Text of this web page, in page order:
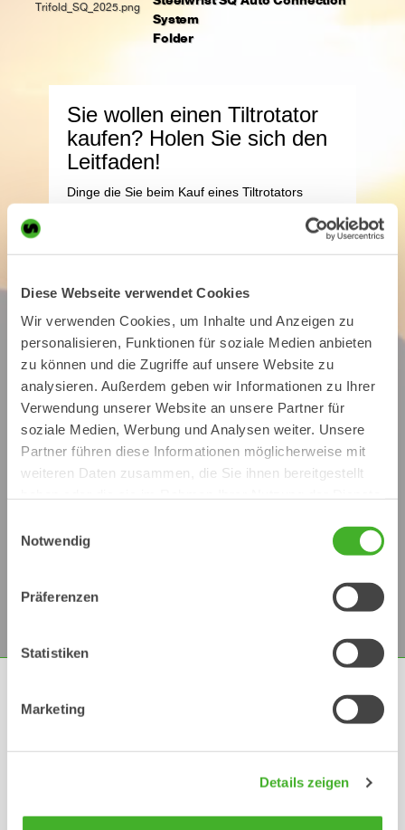
Diese Webseite verwendet Cookies
Wir verwenden Cookies, um Inhalte und Anzeigen zu
personalisieren, Funktionen für soziale Medien anbieten
zu können und die Zugriffe auf unsere Website zu
analysieren. Außerdem geben wir Informationen zu Ihrer
Verwendung unserer Website an unsere Partner für
soziale Medien, Werbung und Analysen weiter. Unsere
Partner führen diese Informationen möglicherweise mit
weiteren Daten zusammen, die Sie ihnen bereitgestellt
Notwendig
Präferenzen
Statistiken
Marketing
Details zeigen
System
Folder
DOWNLOAD